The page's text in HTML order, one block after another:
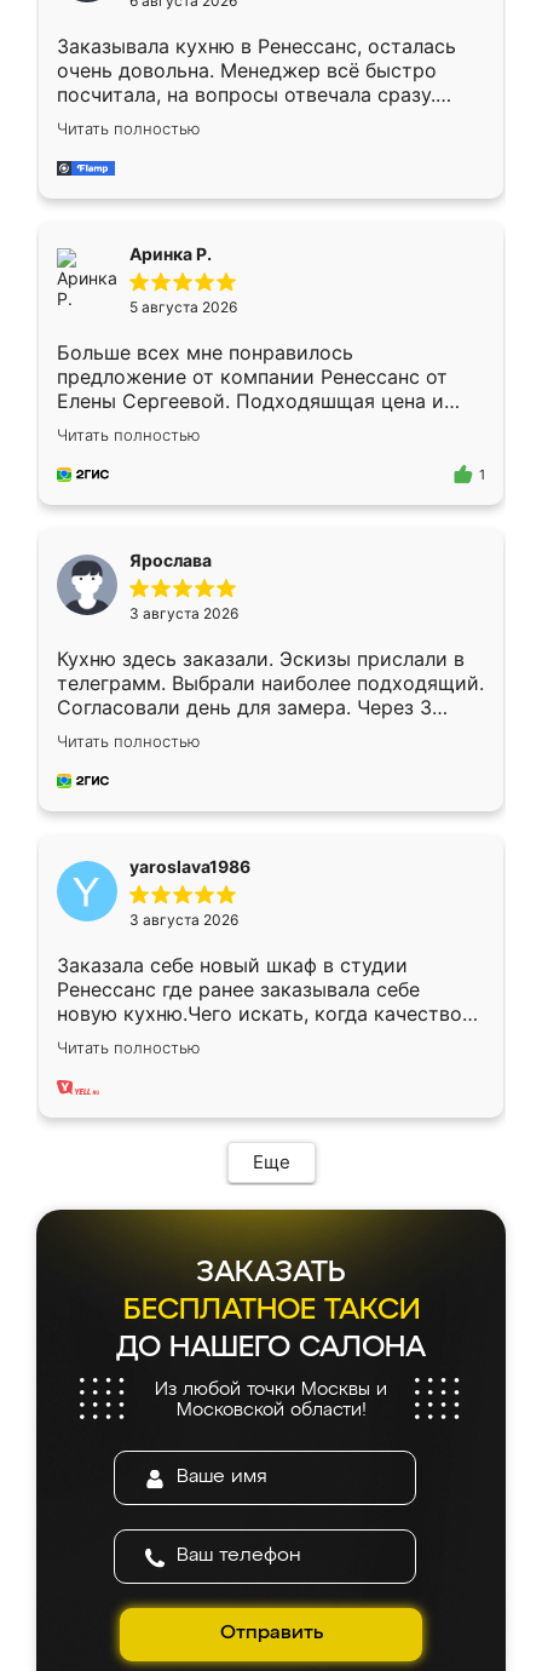
мебели буду заказывать только здесь.
Заказывала кухню в Ренессанс, осталась
очень довольна. Менеджер всё быстро
посчитала, на вопросы отвечала сразу.
Замерщик приехал в субботу, подошёл к
делу со всей ответственностью. Собрали
за день, ребята работали аккуратно, даже
Читать полностью
Аринка Р.
5 августа 2026
Больше всех мне понравилось
предложение от компании Ренессанс от
Елены Сергеевой. Подходяшщая цена и
короткие сроки изготовления. Приехавший
для замера сотрудник Владислав
предложил по моему эскизу самый
Читать полностью
1
Ярослава
3 августа 2026
Кухню здесь заказали. Эскизы прислали в
телеграмм. Выбрали наиболее подходящий.
Согласовали день для замера. Через 3
недели кухня была уже готова. Остались
довольны работой. Спасибо Ренессанс
мебель за качественную работу!
Читать полностью
yaroslava1986
3 августа 2026
Заказала себе новый шкаф в студии
Ренессанс где ранее заказывала себе
новую кухню.Чего искать, когда качеством
вполне довольна. Служит кухня уже почти
два года, нареканий нет.
Читать полностью
Еще
ЗАКАЗАТЬ
БЕСПЛАТНОЕ ТАКСИ
ДО НАШЕГО САЛОНА
Из любой точки Москвы и
Московской области!
Отправить